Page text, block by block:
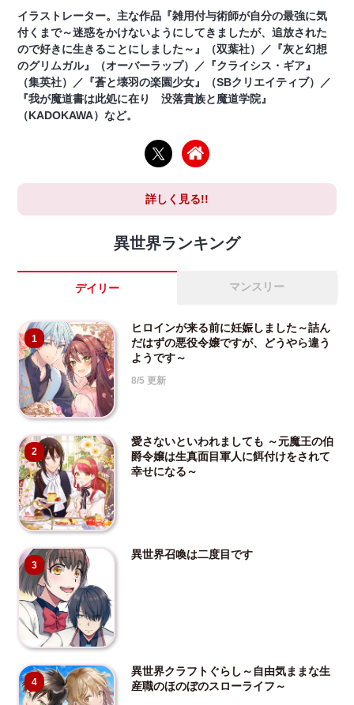
イラストレーター。主な作品『雑用付与術師が自分の最強に気
付くまで～迷惑をかけないようにしてきましたが、追放された
ので好きに生きることにしました～』（双葉社）／『灰と幻想
のグリムガル』（オーバーラップ）／『クライシス・ギア』
（集英社）／『蒼と壊羽の楽園少女』（SBクリエイティブ）／
『我が魔道書は此処に在り 没落貴族と魔道学院』
（KADOKAWA）など。
詳しく見る!!
異世界ランキング
デイリー マンスリー
1
ヒロインが来る前に妊娠しました～詰ん
だはずの悪役令嬢ですが、どうやら違う
ようです～
8/5 更新
2
愛さないといわれましても ～元魔王の伯
爵令嬢は生真面目軍人に餌付けをされて
幸せになる～
3
異世界召喚は二度目です
4
異世界クラフトぐらし～自由気ままな生
産職のほのぼのスローライフ～